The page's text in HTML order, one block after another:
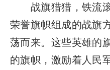
战旗猎猎，铁流滚
荣誉旗帜组成的战旗
荡而来。这些英雄的
的旗帜，激励着人民